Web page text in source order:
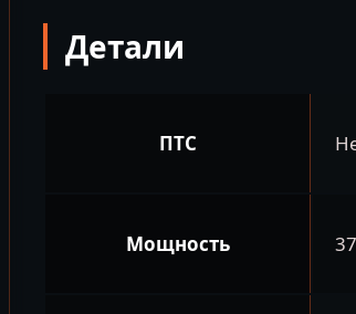
EXCLUSIVE
Детали
ПТС
Мощность 37